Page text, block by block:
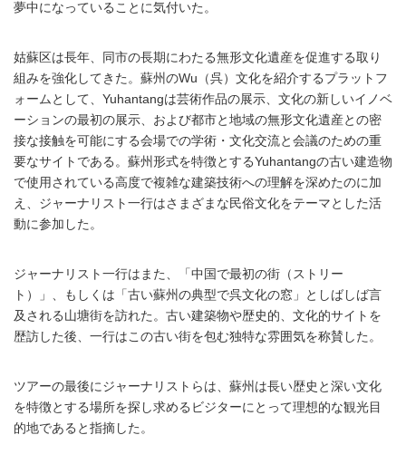
夢中になっていることに気付いた。
姑蘇区は長年、同市の長期にわたる無形文化遺産を促進する取り
組みを強化してきた。蘇州のWu（呉）文化を紹介するプラットフ
ォームとして、Yuhantangは芸術作品の展示、文化の新しいイノベ
ーションの最初の展示、および都市と地域の無形文化遺産との密
接な接触を可能にする会場での学術・文化交流と会議のための重
要なサイトである。蘇州形式を特徴とするYuhantangの古い建造物
で使用されている高度で複雑な建築技術への理解を深めたのに加
え、ジャーナリスト一行はさまざまな民俗文化をテーマとした活
動に参加した。
ジャーナリスト一行はまた、「中国で最初の街（ストリー
ト）」、もしくは「古い蘇州の典型で呉文化の窓」としばしば言
及される山塘街を訪れた。古い建築物や歴史的、文化的サイトを
歴訪した後、一行はこの古い街を包む独特な雰囲気を称賛した。
ツアーの最後にジャーナリストらは、蘇州は長い歴史と深い文化
を特徴とする場所を探し求めるビジターにとって理想的な観光目
的地であると指摘した。